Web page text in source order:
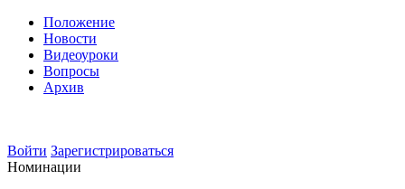
Положение
Новости
Видеоуроки
Вопросы
Архив
Войти Зарегистрироваться
Номинации